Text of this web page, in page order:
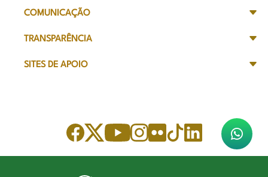
COMUNICAÇÃO
TRANSPARÊNCIA
SITES DE APOIO